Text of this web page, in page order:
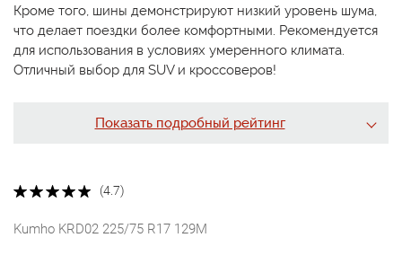
Кроме того, шины демонстрируют низкий уровень шума,
что делает поездки более комфортными. Рекомендуется
для использования в условиях умеренного климата.
Отличный выбор для SUV и кроссоверов!
Показать подробный рейтинг
(4.7)
Kumho KRD02 225/75 R17 129M